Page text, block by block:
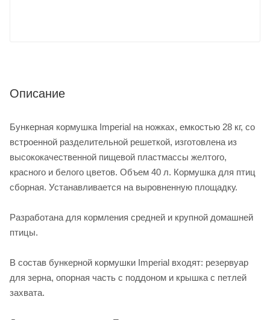
Описание
Бункерная кормушка Imperial на ножках, емкостью 28 кг, со
встроенной разделительной решеткой, изготовлена из
высококачественной пищевой пластмассы желтого,
красного и белого цветов. Объем 40 л. Кормушка для птиц
сборная. Устанавливается на выровненную площадку.
Разработана для кормления средней и крупной домашней
птицы.
В состав бункерной кормушки Imperial входят: резервуар
для зерна, опорная часть с поддоном и крышка с петлей
захвата.